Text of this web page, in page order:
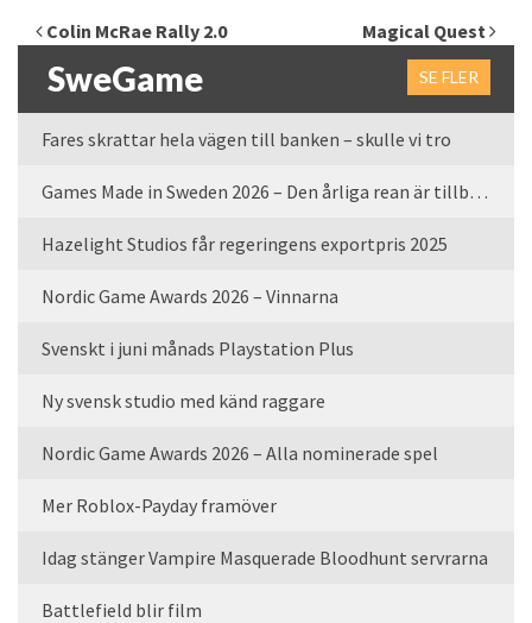
Inläggsnavigering
Colin McRae Rally 2.0 Magical Quest
SweGame SE FLER
Fares skrattar hela vägen till banken – skulle vi tro
Games Made in Sweden 2026 – Den årliga rean är tillbaka
Hazelight Studios får regeringens exportpris 2025
Nordic Game Awards 2026 – Vinnarna
Svenskt i juni månads Playstation Plus
Ny svensk studio med känd raggare
Nordic Game Awards 2026 – Alla nominerade spel
Mer Roblox-Payday framöver
Idag stänger Vampire Masquerade Bloodhunt servrarna
Battlefield blir film